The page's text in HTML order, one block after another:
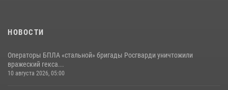
НОВОСТИ
Операторы БПЛА «стальной» бригады Росгварди уничтожили
вражеский гекса...
10 августа 2026, 05:00